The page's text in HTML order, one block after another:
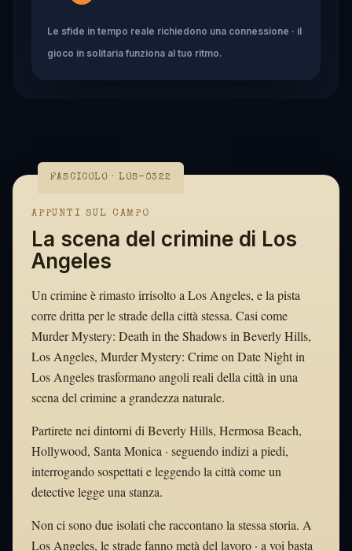
Le sfide in tempo reale richiedono una connessione · il
gioco in solitaria funziona al tuo ritmo.
FASCICOLO · LOS-0322
APPUNTI SUL CAMPO
La scena del crimine di Los
Angeles
Un crimine è rimasto irrisolto a Los Angeles, e la pista
corre dritta per le strade della città stessa. Casi come
Murder Mystery: Death in the Shadows in Beverly Hills,
Los Angeles, Murder Mystery: Crime on Date Night in
Los Angeles trasformano angoli reali della città in una
scena del crimine a grandezza naturale.
Partirete nei dintorni di Beverly Hills, Hermosa Beach,
Hollywood, Santa Monica · seguendo indizi a piedi,
interrogando sospettati e leggendo la città come un
detective legge una stanza.
Non ci sono due isolati che raccontano la stessa storia. A
Los Angeles, le strade fanno metà del lavoro · a voi basta